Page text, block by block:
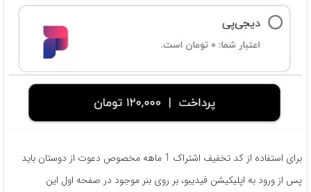
برای استفاده از کد تخفیف اشتراک 1 ماهه مخصوص دعوت از دوستان باید
پس از ورود به اپلیکیشن فیدیبو، بر روی بنر موجود در صفحه اول این